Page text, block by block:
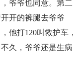
爷爷也同意。第二
开的裤腿去爷爷
他打120叫救护车，
久，爷爷还是生病